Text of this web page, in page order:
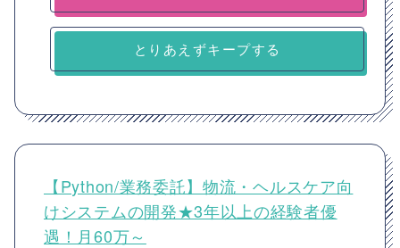
とりあえずキープする
【Python/業務委託】物流・ヘルスケア向
けシステムの開発★3年以上の経験者優
遇！月60万～